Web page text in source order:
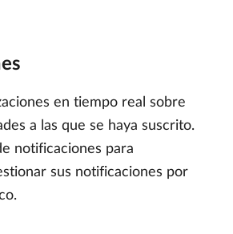
en tiempo real sobre
a las que se haya suscrito.
notificaciones para
sus notificaciones por